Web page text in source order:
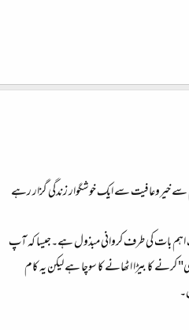
خیروعافیت سے ایک خوشگوار زندگی گزار رہے
بات کی طرف کروانی مبذول ہے۔جیسا کہ آپ
کا بیڑا اٹھانے کا سوچا ہے لیکن یہ کام